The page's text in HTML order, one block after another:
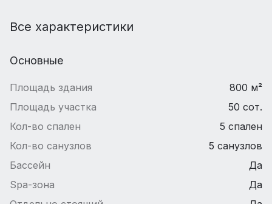
Все характеристики
Основные
Площадь здания
800 м²
Площадь участка
50 сот.
Кол-во спален
5 спален
Кол-во санузлов
5 санузлов
Бассейн
Да
Spa-зона
Да